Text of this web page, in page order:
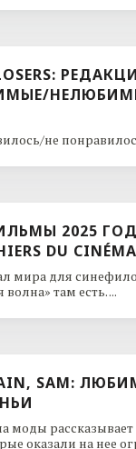
LOSERS:
не
2025
DU CINÉMA
мира для
волна» там есть. ...
SAM:
моды
оказали на нее